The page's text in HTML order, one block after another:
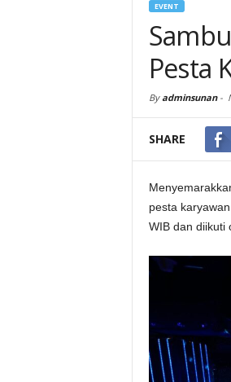
EVENT
Pesta
Byadminsunan-
SHARE
pesta
WIB dan diikuti